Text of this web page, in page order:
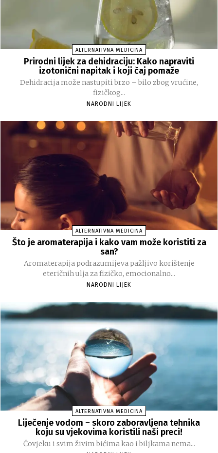
ALTERNATIVNA MEDICINA
Prirodni lijek za dehidraciju: Kako napraviti
izotonični napitak i koji čaj pomaže
Dehidracija može nastupiti brzo – bilo zbog vrućine,
fizičkog...
NARODNI LIJEK
ALTERNATIVNA MEDICINA
Što je aromaterapija i kako vam može koristiti za
san?
Aromaterapija podrazumijeva pažljivo korištenje
eteričnih ulja za fizičko, emocionalno...
NARODNI LIJEK
ALTERNATIVNA MEDICINA
Liječenje vodom – skoro zaboravljena tehnika
koju su vjekovima koristili naši preci!
Čovjeku i svim živim bićima kao i biljkama nema...